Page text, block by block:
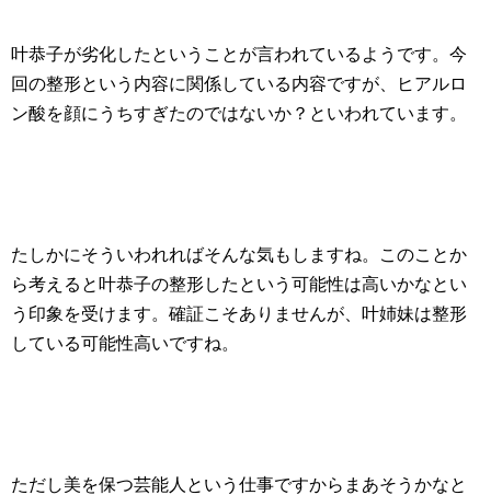
叶恭子が劣化したということが言われているようです。今
回の整形という内容に関係している内容ですが、ヒアルロ
ン酸を顔にうちすぎたのではないか？といわれています。
たしかにそういわれればそんな気もしますね。このことか
ら考えると叶恭子の整形したという可能性は高いかなとい
う印象を受けます。確証こそありませんが、叶姉妹は整形
している可能性高いですね。
ただし美を保つ芸能人という仕事ですからまあそうかなと